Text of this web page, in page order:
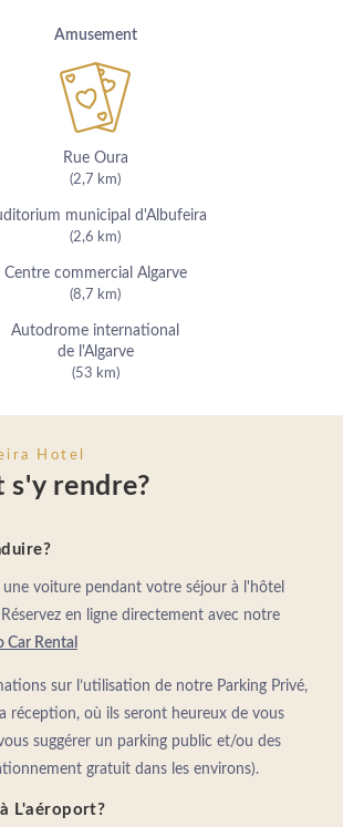
Amusement
Rue Oura
(2,7 km)
municipal d'Albufeira
(2,6 km)
Centre commercial Algarve
(8,7 km)
Autodrome international
de l'Algarve
(53 km)
Hotel
s'y rendre?
une voiture pendant votre séjour à l'hôtel
en ligne directement avec notre
Car Rental
sur l’utilisation de notre Parking Privé,
réception, où ils seront heureux de vous
suggérer un parking public et/ou des
gratuit dans les environs).
L'aéroport?